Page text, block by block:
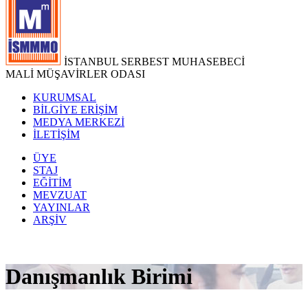
İSTANBUL SERBEST MUHASEBECİ
MALİ MÜŞAVİRLER ODASI
KURUMSAL
BİLGİYE ERİŞİM
MEDYA MERKEZİ
İLETİŞİM
ÜYE
STAJ
EĞİTİM
MEVZUAT
YAYINLAR
ARŞİV
Danışmanlık Birimi